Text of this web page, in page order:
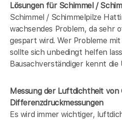
Lösungen für Schimmel /
Schimmel / Schimmelpilze
wachsendes Problem, da sehr
gespart wird. Wer Probleme
sollte sich unbedingt helfen
Bausachverständiger kennt
Messung der Luftdichtheit von
Differenzdruckmessungen
Es wird immer wichtiger,